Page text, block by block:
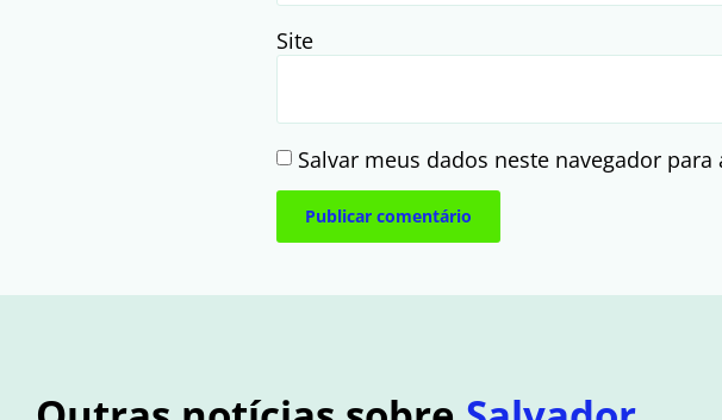
Site
Salvar meus dados neste navegador